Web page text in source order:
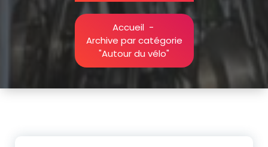
Accueil-
Archive par catégorie
"Autour du vélo"